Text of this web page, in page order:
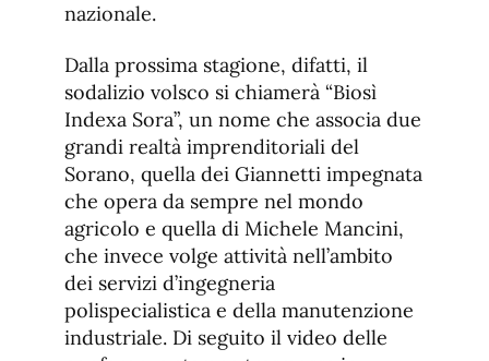
nazionale.
Dalla prossima stagione, difatti, il
sodalizio volsco si chiamerà “Biosì
Indexa Sora”, un nome che associa due
grandi realtà imprenditoriali del
Sorano, quella dei Giannetti impegnata
che opera da sempre nel mondo
agricolo e quella di Michele Mancini,
che invece volge attività nell’ambito
dei servizi d’ingegneria
polispecialistica e della manutenzione
industriale. Di seguito il video delle